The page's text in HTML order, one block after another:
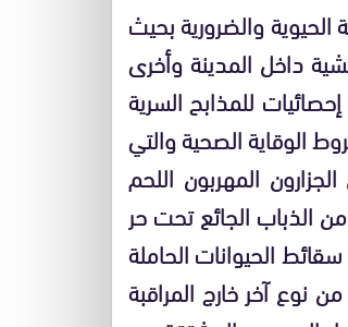
والضرورية بحيث
داخل المدينة وأخرى
للمذابح السرية
الوقاية الصحية والتي
المهربون اللحم
الجائع تحت حر
الحيوانات الحاملة
نوع آخر خارج المراقبة